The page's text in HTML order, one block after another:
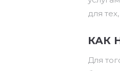
для
КАК
Для